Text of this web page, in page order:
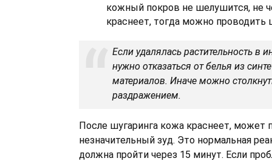
кожный покров не шелушится, не
краснеет, тогда можно проводить
Если удалялась растительность в
нужно отказаться от белья из
материалов. Иначе можно
раздражением.
После шугаринга кожа краснеет, может
незначительный зуд. Это нормальная
должна пройти через 15 минут. Если